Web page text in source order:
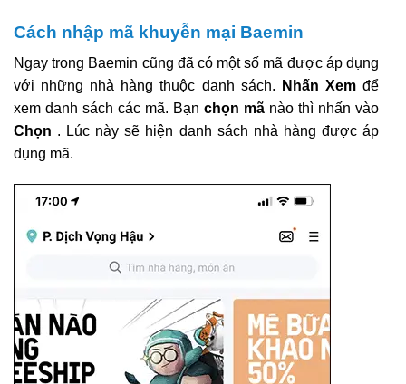
Cách nhập mã khuyễn mại Baemin
Ngay trong Baemin cũng đã có một số mã được áp dụng
với những nhà hàng thuộc danh sách.
Nhấn Xemđể
xem danh sách các mã. Bạn chọn mã nào thì nhấn vào
Chọn . Lúc này sẽ hiện danh sách nhà hàng được áp
dụng mã.